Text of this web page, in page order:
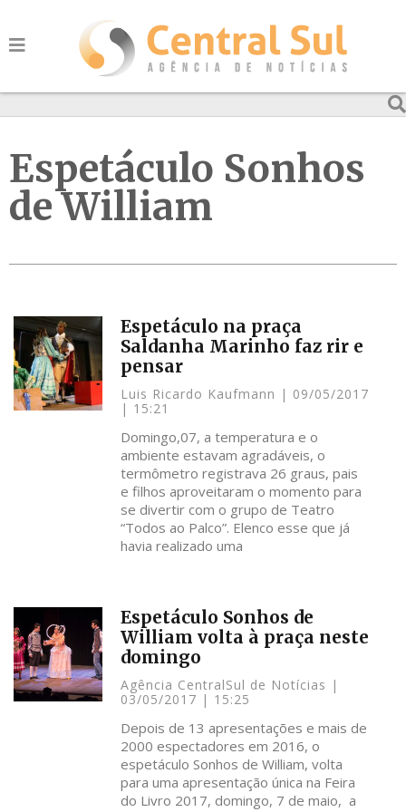
Espetáculo Sonhos
de William
Espetáculo na praça
Saldanha Marinho faz rir e
pensar
Luis Ricardo Kaufmann
09/05/2017
15:21
Domingo,07, a temperatura e o
ambiente estavam agradáveis, o
termômetro registrava 26 graus, pais
e filhos aproveitaram o momento para
se divertir com o grupo de Teatro
“Todos ao Palco”. Elenco esse que já
havia realizado uma
Espetáculo Sonhos de
William volta à praça neste
domingo
Agência CentralSul de Notícias
03/05/2017
15:25
Depois de 13 apresentações e mais de
2000 espectadores em 2016, o
espetáculo Sonhos de William, volta
para uma apresentação única na Feira
do Livro 2017, domingo, 7 de maio, a